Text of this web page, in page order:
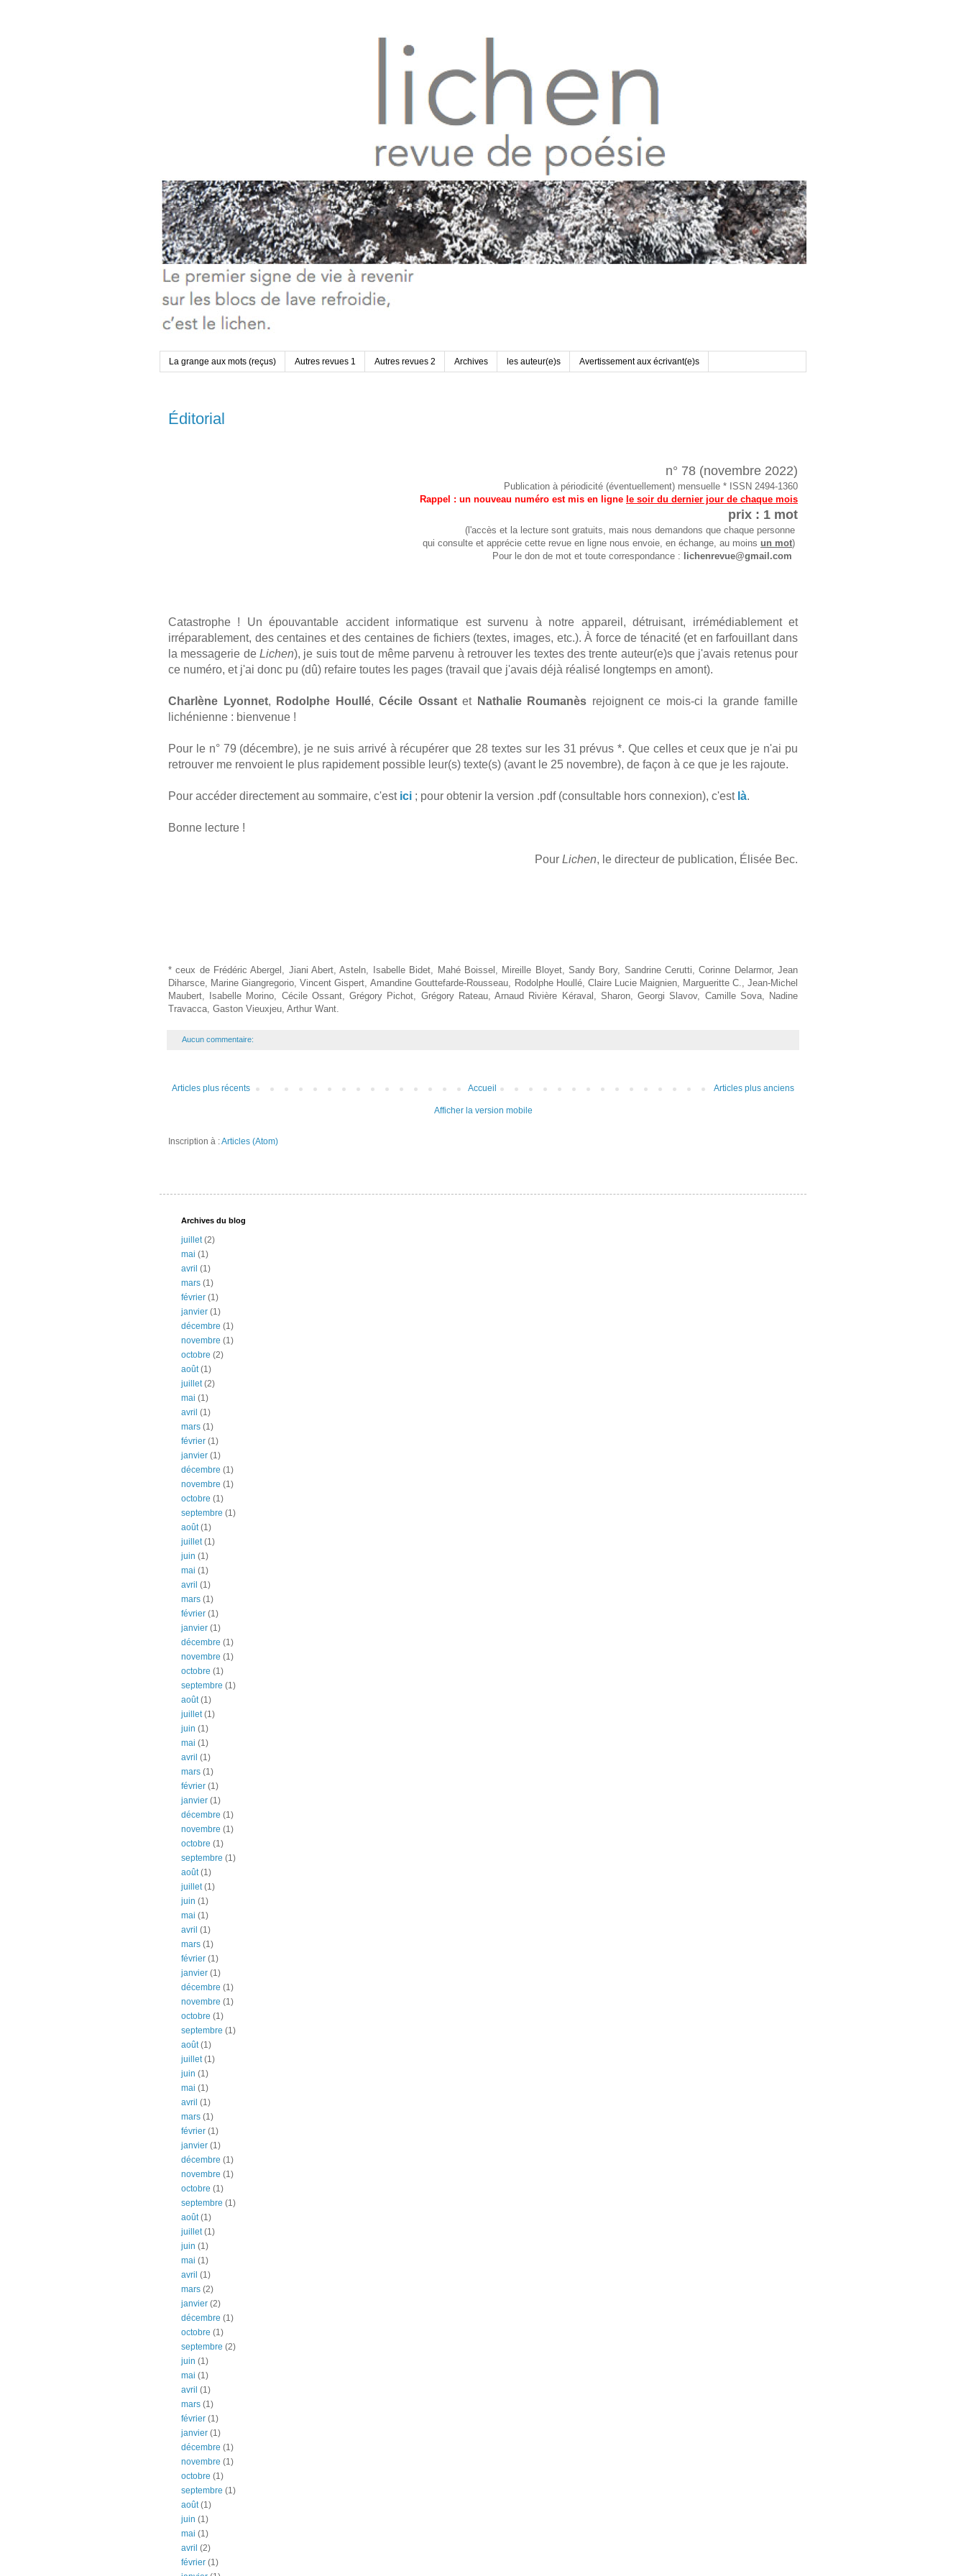
La grange aux mots (reçus) Autres revues 1 Autres revues 2 Archives les auteur(e)s Avertissement aux écrivant(e)s
Éditorial
n° 78 (novembre 2022)
Publication à périodicité (éventuellement) mensuelle * ISSN 2494-1360
Rappel : un nouveau numéro est mis en ligne le soir du dernier jour de chaque mois
prix : 1 mot
(l'accès et la lecture sont gratuits, mais nous demandons que chaque personne
qui consulte et apprécie cette revue en ligne nous envoie, en échange, au moins un mot)
Pour le don de mot et toute correspondance :
lichenrevue@gmail.com
Catastrophe ! Un épouvantable accident informatique est survenu à notre appareil, détruisant, irrémédiablement et
irréparablement, des centaines et des centaines de fichiers (textes, images, etc.). À force de ténacité (et en farfouillant dans
la messagerie deLichen), je suis tout de même parvenu à retrouver les textes des trente auteur(e)s que j'avais retenus pour
ce numéro, et j'ai donc pu (dû) refaire toutes les pages (travail que j'avais déjà réalisé longtemps en amont).
Charlène Lyonnet, Rodolphe Houllé, Cécile Ossant etNathalie Roumanès rejoignent ce mois-ci la grande famille
lichénienne : bienvenue !
Pour le n° 79 (décembre), je ne suis arrivé à récupérer que 28 textes sur les 31 prévus *. Que celles et ceux que je n'ai pu
retrouver me renvoient le plus rapidement possible leur(s) texte(s) (avant le 25 novembre), de façon à ce que je les rajoute.
Pour accéder directement au sommaire, c'est ici ; pour obtenir la version .pdf (consultable hors connexion), c'est là.
Bonne lecture !
Pour Lichen, le directeur de publication, Élisée Bec.
* ceux de Frédéric Abergel, Jiani Abert, Asteln, Isabelle Bidet, Mahé Boissel, Mireille Bloyet, Sandy Bory, Sandrine Cerutti, Corinne Delarmor, Jean
Diharsce, Marine Giangregorio, Vincent Gispert,Amandine Gouttefarde-Rousseau, Rodolphe Houllé, Claire Lucie Maignien, Margueritte C., Jean-Michel
Maubert, Isabelle Morino, Cécile Ossant, Grégory Pichot, Grégory Rateau, Arnaud Rivière Kéraval, Sharon, Georgi Slavov, Camille Sova, Nadine
Travacca, Gaston Vieuxjeu, Arthur Want.
Aucun commentaire:
Articles plus récents Articles plus anciens
Accueil
Afficher la version mobile
Inscription à :Articles (Atom)
Archives du blog
juillet(2)
mai (1)
avril (1)
mars (1)
février (1)
janvier (1)
décembre (1)
novembre (1)
octobre (2)
août(1)
juillet(2)
mai (1)
avril (1)
mars (1)
février (1)
janvier (1)
décembre (1)
novembre (1)
octobre (1)
septembre (1)
août(1)
juillet(1)
juin (1)
mai (1)
avril (1)
mars (1)
février (1)
janvier (1)
décembre (1)
novembre (1)
octobre (1)
septembre (1)
août(1)
juillet(1)
juin (1)
mai (1)
avril (1)
mars (1)
février (1)
janvier (1)
décembre (1)
novembre (1)
octobre (1)
septembre (1)
août(1)
juillet(1)
juin (1)
mai (1)
avril (1)
mars (1)
février (1)
janvier (1)
décembre (1)
novembre (1)
octobre (1)
septembre (1)
août(1)
juillet(1)
juin (1)
mai (1)
avril (1)
mars (1)
février (1)
janvier (1)
décembre (1)
novembre (1)
octobre (1)
septembre (1)
août(1)
juillet(1)
juin (1)
mai (1)
avril (1)
mars (2)
janvier (2)
décembre (1)
octobre (1)
septembre (2)
juin (1)
mai (1)
avril (1)
mars (1)
février (1)
janvier (1)
décembre (1)
novembre (1)
octobre (1)
septembre (1)
août(1)
juin (1)
mai (1)
avril (2)
février (1)